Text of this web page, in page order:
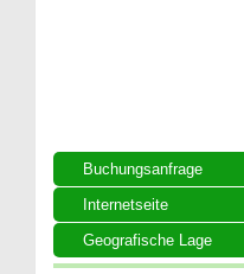
Buchungsanfrage
Internetseite
Geografische Lage